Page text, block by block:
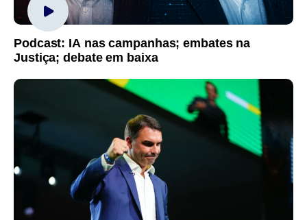
Podcast: IA nas campanhas; embates na
Justiça; debate em baixa